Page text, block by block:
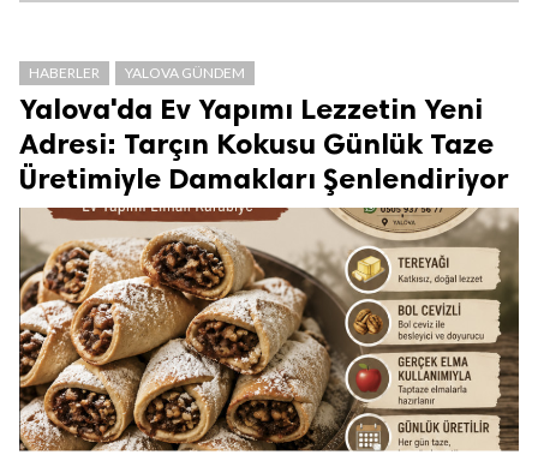
HABERLER YALOVA GÜNDEM
Yalova'da Ev Yapımı Lezzetin Yeni
Adresi: Tarçın Kokusu Günlük Taze
Üretimiyle Damakları Şenlendiriyor